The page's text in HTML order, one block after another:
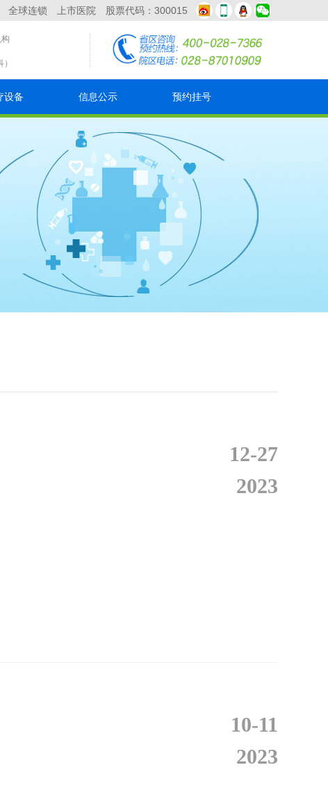
全球连锁 上市医院 股票代码：300015
设备 信息公示 预约挂号
12-27
2023
10-11
2023